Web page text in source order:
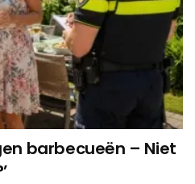
barbecueën – Niet